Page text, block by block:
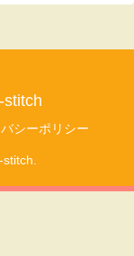
stitch
シーポリシー